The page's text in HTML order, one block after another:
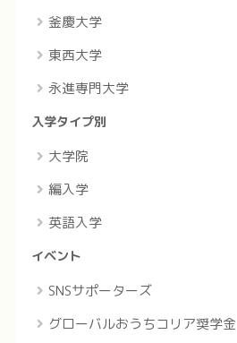
釜慶大学
東西大学
永進専門大学
入学タイプ別
大学院
編入学
英語入学
イベント
SNSサポーターズ
グローバルおうちコリア奨学金